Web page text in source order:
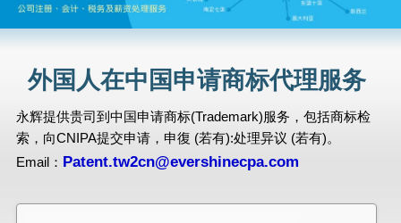
外国人在中国申请商标代理服务
永辉提供贵司到中国申请商标(Trademark)服务，包括商标检
索，向CNIPA提交申请，申復 (若有):处理异议 (若有)。
Email： Patent.tw2cn@evershinecpa.com